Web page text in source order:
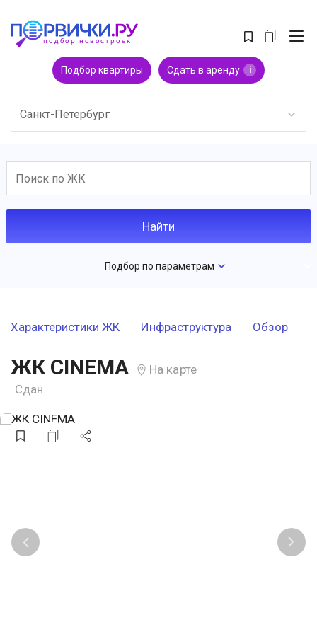
Подбор квартиры Сдать в аренду i
Санкт-Петербург
Подбор по параметрам
Характеристики ЖК Инфраструктура Обзор
ЖК CINEMA
На карте
Сдан